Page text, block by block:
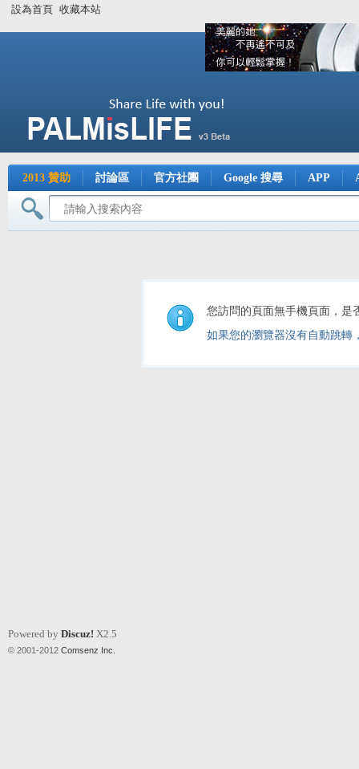
設為首頁 收藏本站
2013 贊助 討論區 官方社團 Google 搜尋 APP
您訪問的頁面無手機頁面，是
如果您的瀏覽器沒有自動跳轉
Powered by Discuz! X2.5
© 2001-2012 Comsenz Inc.